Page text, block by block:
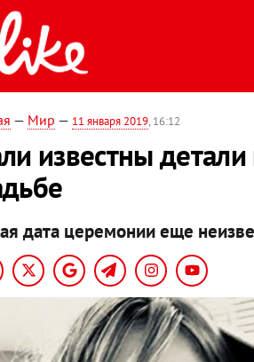
— Мир — 11 января 2019, 16:12
известны
дата церемонии еще